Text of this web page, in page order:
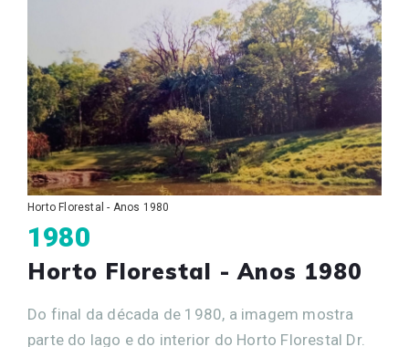
Horto Florestal - Anos 1980
1980
Horto Florestal - Anos 1980
Do final da década de 1980, a imagem mostra
parte do lago e do interior do Horto Florestal Dr.